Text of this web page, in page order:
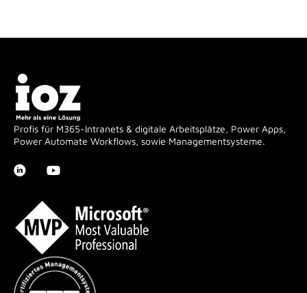
Profis für M365-Intranets & digitale Arbeitsplätze, Power Apps,
Power Automate Workflows, sowie Managementsysteme.